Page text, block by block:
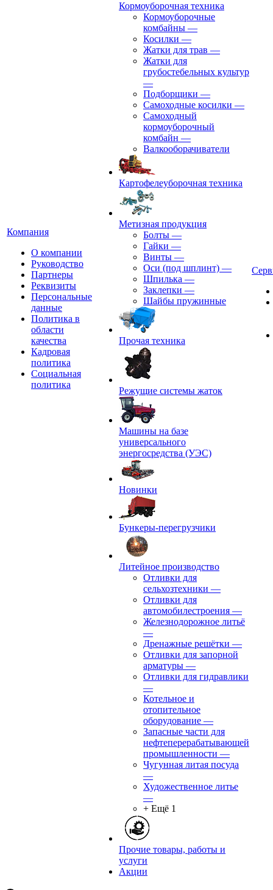
Компания
О компании
Руководство
Партнеры
Реквизиты
Персональные
данные
Политика в
области
качества
Кадровая
политика
Социальная
политика
Кормоуборочная техника
Кормоуборочные
комбайны —
Косилки —
Жатки для трав —
Жатки для
грубостебельных культур
—
Подборщики —
Самоходные косилки —
Самоходный
кормоуборочный
комбайн —
Валкооборачиватели
Картофелеуборочная техника
Метизная продукция
Болты —
Гайки —
Винты —
Оси (под шплинт) —
Шпилька —
Заклепки —
Шайбы пружинные
Прочая техника
Режущие системы жаток
Машины на базе
универсального
энергосредства (УЭС)
Новинки
Бункеры-перегрузчики
Литейное производство
Отливки для
сельхозтехники —
Отливки для
автомобилестроения —
Железнодорожное литьё
—
Дренажные решётки —
Отливки для запорной
арматуры —
Отливки для гидравлики
—
Котельное и
отопительное
оборудование —
Запасные части для
нефтеперерабатывающей
промышленности —
Чугунная литая посуда
—
Художественное литье
—
+ Ещё 1
Прочие товары, работы и
услуги
Акции